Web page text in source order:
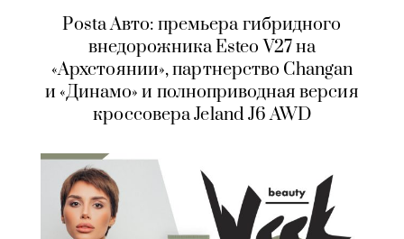
Posta Авто: премьера гибридного
внедорожника Esteo V27 на
«Архстоянии», партнерство Changan
и «Динамо» и полноприводная версия
кроссовера Jeland J6 AWD